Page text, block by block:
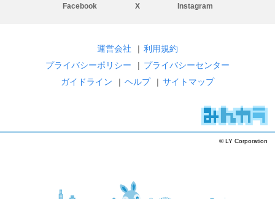
Facebook X Instagram
運営会社 | 利用規約
プライバシーポリシー
| プライバシーセンター
ガイドライン
| ヘルプ | サイトマップ
© LY Corporation